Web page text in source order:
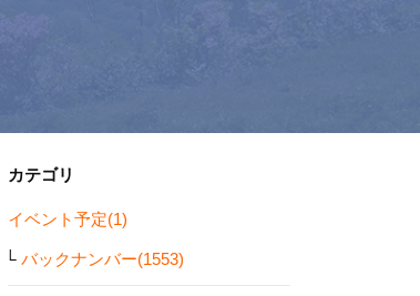
カテゴリ
イベント予定(1)
バックナンバー(1553)